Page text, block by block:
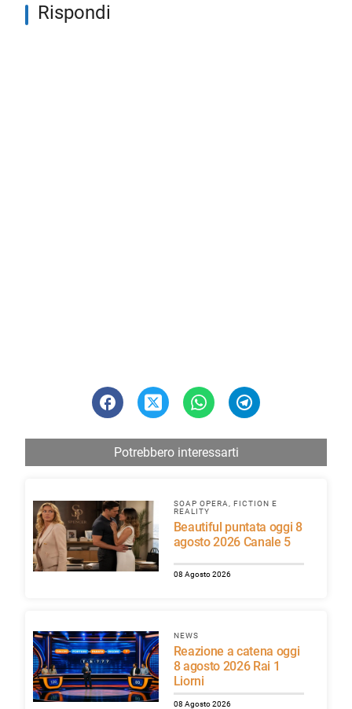
Rispondi
Potrebbero interessarti
SOAP OPERA, FICTION E
REALITY
Beautiful puntata oggi 8
agosto 2026 Canale 5
08 Agosto 2026
NEWS
Reazione a catena oggi
8 agosto 2026 Rai 1
Liorni
08 Agosto 2026